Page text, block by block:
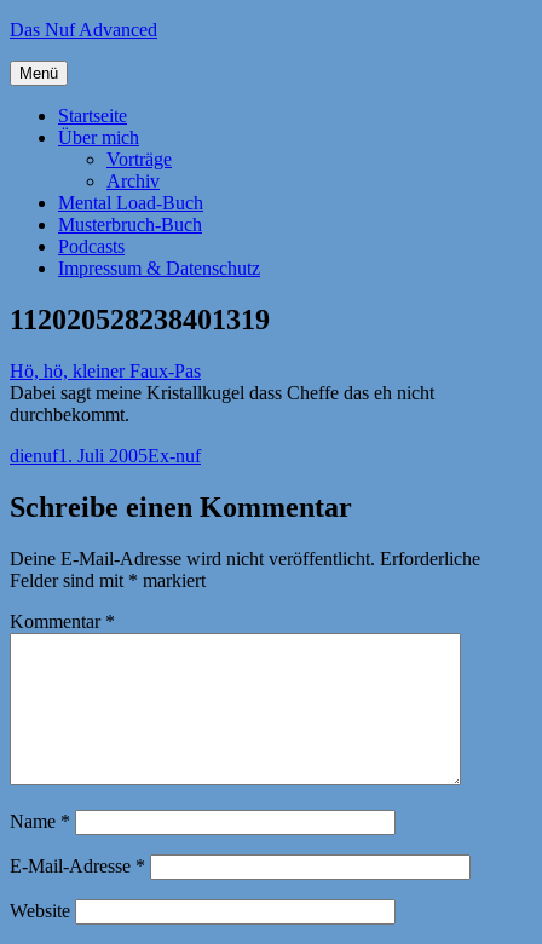
Zum
springen
Das Nuf Advanced
Menü
Startseite
Über mich
Vorträge
Archiv
Mental Load-Buch
Musterbruch-Buch
Podcasts
Impressum & Datenschutz
112020528238401319
Hö, hö, kleiner Faux-Pas
Dabei sagt meine Kristallkugel dass Cheffe das eh nicht
durchbekommt.
Autor
dienufVeröffentlicht
1. Juli 2005Kategorien
Ex-nuf
Schreibe einen Kommentar
Deine E-Mail-Adresse wird nicht veröffentlicht. Erforderliche
Felder sind mit * markiert
Kommentar *
Name *
E-Mail-Adresse *
Website